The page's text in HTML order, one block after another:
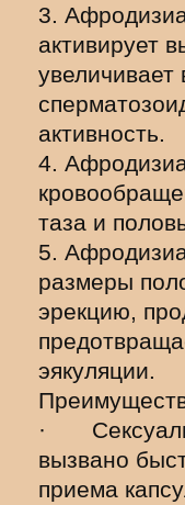
3.
активирует
активность.
4.
таза и
5.
размеры
эрекцию,
эякуляции.
·
вызвано
приема